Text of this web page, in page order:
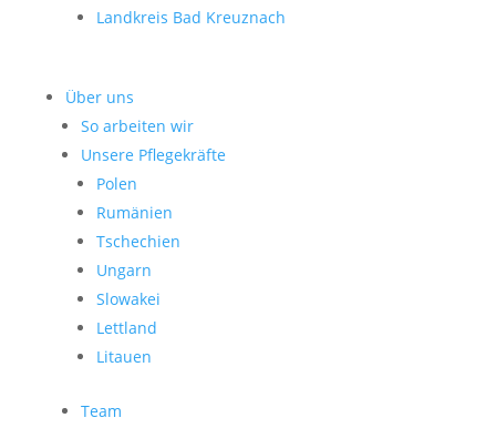
Landkreis Bad Kreuznach
Über uns
So arbeiten wir
Unsere Pflegekräfte
Polen
Rumänien
Tschechien
Ungarn
Slowakei
Lettland
Litauen
Team